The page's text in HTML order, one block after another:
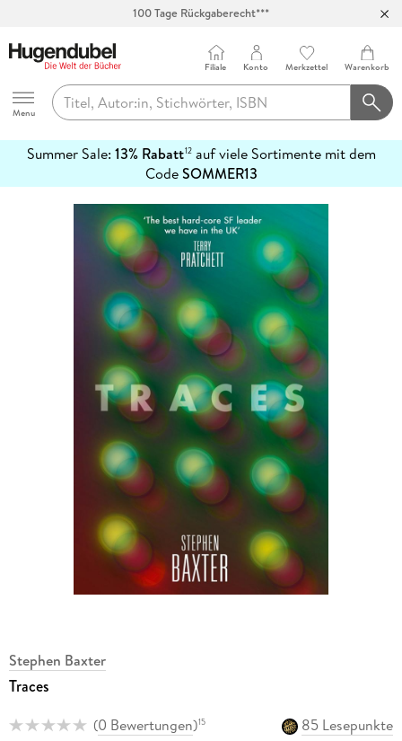
100 Tage Rückgaberecht***
Hugendubel
Menu
Filiale Konto Merkzettel Warenkorb
Summer Sale: 13% Rabatt12auf viele Sortimente mit dem
CodeSOMMER13
erfahren
Stephen Baxter
Traces
(0 Bewertungen)15
85 Lesepunkte